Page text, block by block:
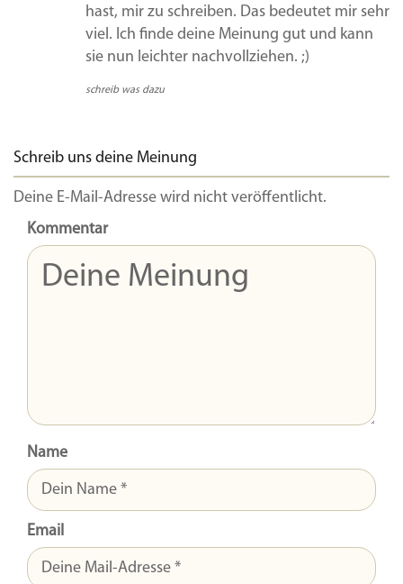
hast, mir zu schreiben. Das bedeutet mir sehr
viel. Ich finde deine Meinung gut und kann
sie nun leichter nachvollziehen. ;)
schreib was dazu
Schreib uns deine Meinung
Deine E-Mail-Adresse wird nicht veröffentlicht.
Kommentar
Name
Email